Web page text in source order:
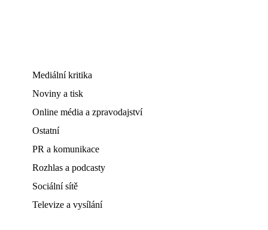
Mediální kritika
Noviny a tisk
Online média a zpravodajství
Ostatní
PR a komunikace
Rozhlas a podcasty
Sociální sítě
Televize a vysílání